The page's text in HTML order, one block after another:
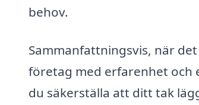
behov.
Sammanfattningsvis, när
företag med erfarenhet och
du säkerställa att ditt tak